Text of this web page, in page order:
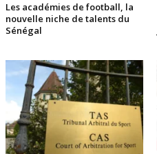
Les académies de football, la
nouvelle niche de talents du
Sénégal